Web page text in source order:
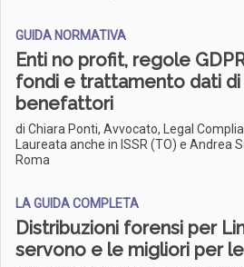
GUIDA NORMATIVA
Enti no profit, regole
fondi e trattamento dati
benefattori
di Chiara Ponti, Avvocato, Legal
Laureata anche in ISSR (TO) e Andrea
Roma
LA GUIDA COMPLETA
Distribuzioni forensi per
servono e le migliori per